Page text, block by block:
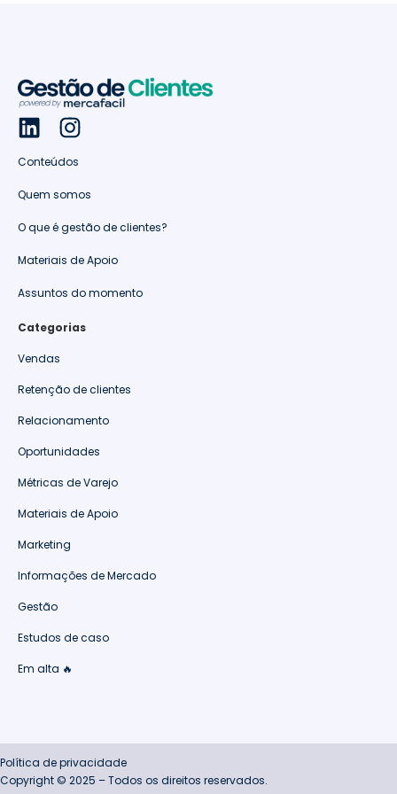
Conteúdos
Quem somos
O que é gestão de clientes?
Materiais de Apoio
Assuntos do momento
Categorias
Vendas
Retenção de clientes
Relacionamento
Oportunidades
Métricas de Varejo
Materiais de Apoio
Marketing
Informações de Mercado
Gestão
Estudos de caso
Em alta 🔥
Política de privacidade
Copyright © 2025 – Todos os direitos reservados.